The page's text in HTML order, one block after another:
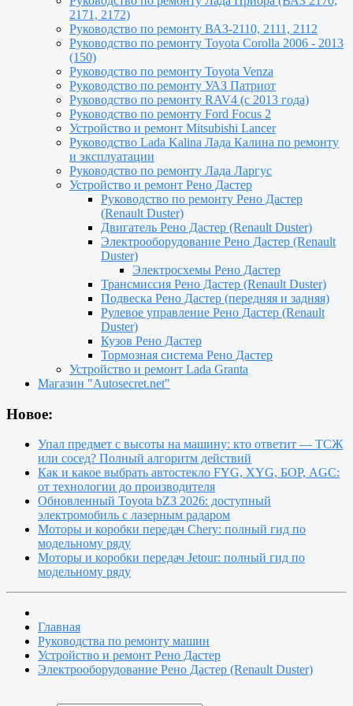
2171, 2172)
Руководство по ремонту ВАЗ-2110, 2111, 2112
Руководство по ремонту Toyota Сorolla 2006 - 2013
(150)
Руководство по ремонту Toyota Venza
Руководство по ремонту УАЗ Патриот
Руководство по ремонту RAV4 (с 2013 года)
Руководство по ремонту Ford Focus 2
Устройство и ремонт Mitsubishi Lancer
Руководство Lada Kalina Лада Калина по ремонту
и эксплуатации
Руководство по ремонту Лада Ларгус
Устройство и ремонт Рено Дастер
Руководство по ремонту Рено Дастер
(Renault Duster)
Двигатель Рено Дастер (Renault Duster)
Электрооборудование Рено Дастер (Renault
Duster)
Электросхемы Рено Дастер
Трансмиссия Рено Дастер (Renault Duster)
Подвеска Рено Дастер (передняя и задняя)
Рулевое управление Рено Дастер (Renault
Duster)
Кузов Рено Дастер
Тормозная система Рено Дастер
Устройство и ремонт Lada Granta
Магазин "Autosecret.net"
Новое:
Упал предмет с высоты на машину: кто ответит — ТСЖ
или сосед? Полный алгоритм действий
Как и какое выбрать автостекло FYG, XYG, БОР, AGC:
от технологии до производителя
Обновленный Toyota bZ3 2026: доступный
электромобиль с лазерным радаром
Моторы и коробки передач Chery: полный гид по
модельному ряду
Моторы и коробки передач Jetour: полный гид по
модельному ряду
Главная
Руководства по ремонту машин
Устройство и ремонт Рено Дастер
Электрооборудование Рено Дастер (Renault Duster)